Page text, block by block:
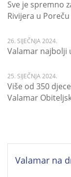
Sve je spremno
Rivijera u Poreču
26. SIJEČNJA 2024.
Valamar najbolji
25. SIJEČNJA 2024.
Više od 350
Valamar
Valamar na